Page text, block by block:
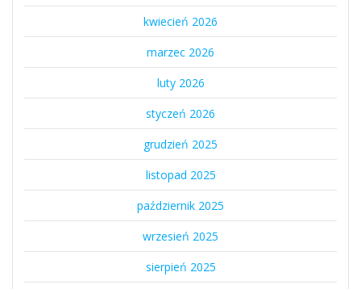
kwiecień 2026
marzec 2026
luty 2026
styczeń 2026
grudzień 2025
listopad 2025
październik 2025
wrzesień 2025
sierpień 2025